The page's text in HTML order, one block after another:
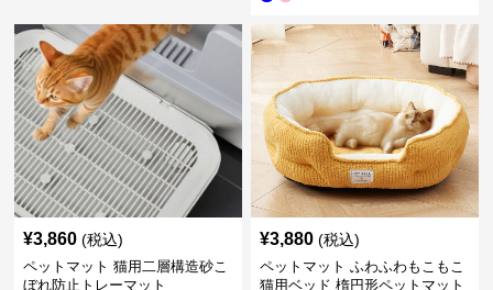
¥3,860 (税込)
ペットマット 猫用二層構造砂こ
ぼれ防止トレーマット
¥3,880 (税込)
ペットマット ふわふわもこもこ
猫用ベッド 楕円形ペットマット